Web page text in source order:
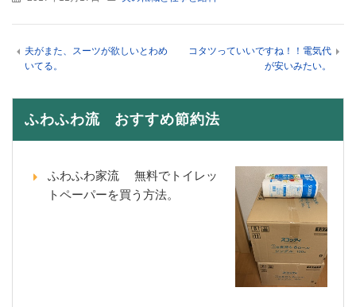
夫がまた、スーツが欲しいとわめ
いてる。
コタツっていいですね！！電気代
が安いみたい。
ふわふわ流 おすすめ節約法
ふわふわ家流 無料でトイレッ
トペーパーを買う方法。